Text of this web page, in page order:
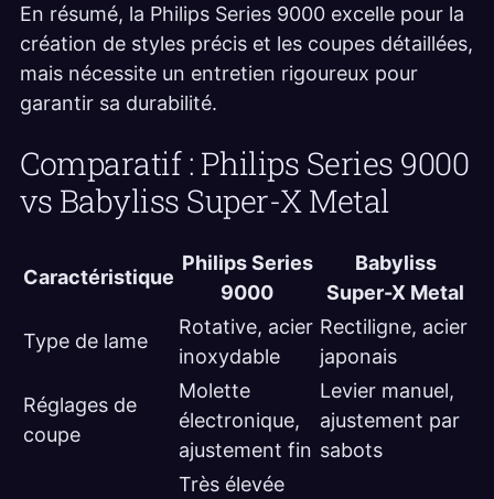
En résumé, la Philips Series 9000 excelle pour la
création de styles précis et les coupes détaillées,
mais nécessite un entretien rigoureux pour
garantir sa durabilité.
Comparatif : Philips Series 9000
vs Babyliss Super-X Metal
Caractéristique
Philips Series
9000
Babyliss
Super-X Metal
Type de lame
Rotative, acier
inoxydable
Rectiligne, acier
japonais
Réglages de
coupe
Molette
électronique,
ajustement fin
Levier manuel,
ajustement par
sabots
Très élevée